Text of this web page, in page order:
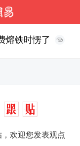
熔铁时愣了
欢迎您发表观点